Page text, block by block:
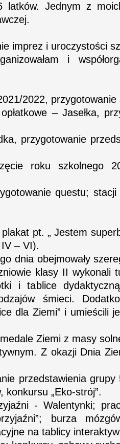
latków. Jednym z
imprez i uroczystości
i
2022,
– Jasełka,
przygotowanie
roku szkolnego
questu;
pt. „ Jestem
– VI).
dnia obejmowały
klasy II wykonali
i tablice
śmieci.
dla Ziemi” i umieścili
Ziemi z masy
Z okazji Dnia
przedstawienia grupy
konkursu „Eko-strój”.
- Walentynki;
burza
na tablicy